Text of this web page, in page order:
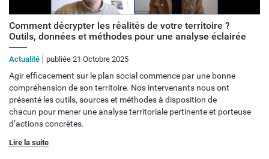
Comment décrypter les réalités de votre territoire ?
Outils, données et méthodes pour une analyse éclairée
Actualité publiée 21 Octobre 2025
Agir efficacement sur le plan social commence par une bonne
compréhension de son territoire. Nos intervenants nous ont
présenté les outils, sources et méthodes à disposition de
chacun pour mener une analyse territoriale pertinente et porteuse
d’actions concrètes.
Lire la suite